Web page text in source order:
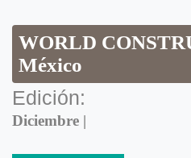
WORLD
México
Edición:
Diciembre |